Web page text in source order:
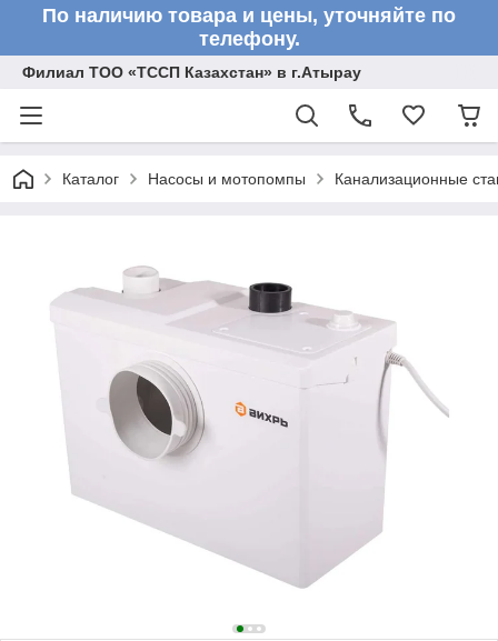
По наличию товара и цены, уточняйте по
телефону.
Филиал ТОО «ТССП Казахстан» в г.Атырау
Каталог Насосы и мотопомпы Канализационные